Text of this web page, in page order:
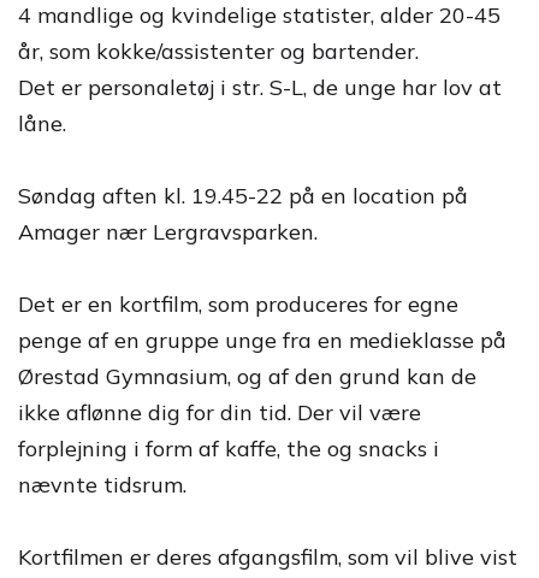
4 mandlige og kvindelige statister, alder 20-45
år, som kokke/assistenter og bartender.
Det er personaletøj i str. S-L, de unge har lov at
låne.
Søndag aften kl. 19.45-22 på en location på
Amager nær Lergravsparken.
Det er en kortfilm, som produceres for egne
penge af en gruppe unge fra en medieklasse på
Ørestad Gymnasium, og af den grund kan de
ikke aflønne dig for din tid. Der vil være
forplejning i form af kaffe, the og snacks i
nævnte tidsrum.
Kortfilmen er deres afgangsfilm, som vil blive vist